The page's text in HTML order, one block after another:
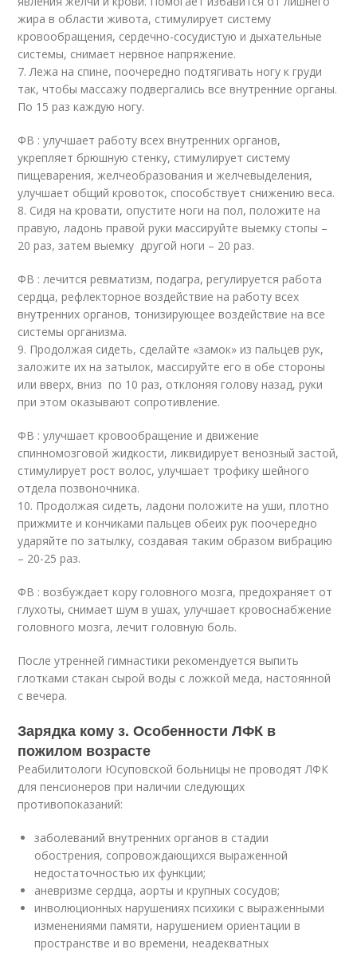
жира в области живота, стимулирует систему
кровообращения, сердечно-сосудистую и дыхательные
системы, снимает нервное напряжение.
7. Лежа на спине, поочередно подтягивать ногу к груди
так, чтобы массажу подвергались все внутренние органы.
По 15 раз каждую ногу.
ФВ : улучшает работу всех внутренних органов,
укрепляет брюшную стенку, стимулирует систему
пищеварения, желчеобразования и желчевыделения,
улучшает общий кровоток, способствует снижению веса.
8. Сидя на кровати, опустите ноги на пол, положите на
правую, ладонь правой руки массируйте выемку стопы –
20 раз, затем выемку другой ноги – 20 раз.
ФВ : лечится ревматизм, подагра, регулируется работа
сердца, рефлекторное воздействие на работу всех
внутренних органов, тонизирующее воздействие на все
системы организма.
9. Продолжая сидеть, сделайте «замок» из пальцев рук,
заложите их на затылок, массируйте его в обе стороны
или вверх, вниз по 10 раз, отклоняя голову назад, руки
при этом оказывают сопротивление.
ФВ : улучшает кровообращение и движение
спинномозговой жидкости, ликвидирует венозный застой,
стимулирует рост волос, улучшает трофику шейного
отдела позвоночника.
10. Продолжая сидеть, ладони положите на уши, плотно
прижмите и кончиками пальцев обеих рук поочередно
ударяйте по затылку, создавая таким образом вибрацию
– 20-25 раз.
ФВ : возбуждает кору головного мозга, предохраняет от
глухоты, снимает шум в ушах, улучшает кровоснабжение
головного мозга, лечит головную боль.
После утренней гимнастики рекомендуется выпить
глотками стакан сырой воды с ложкой меда, настоянной
с вечера.
Зарядка кому з. Особенности ЛФК в
пожилом возрасте
Реабилитологи Юсуповской больницы не проводят ЛФК
для пенсионеров при наличии следующих
противопоказаний:
заболеваний внутренних органов в стадии
обострения, сопровождающихся выраженной
недостаточностью их функции;
аневризме сердца, аорты и крупных сосудов;
инволюционных нарушениях психики с выраженными
изменениями памяти, нарушением ориентации в
пространстве и во времени, неадекватных